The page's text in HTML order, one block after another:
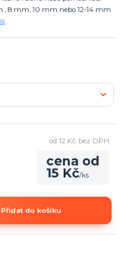
8 mm, 10 mm nebo 12-14 mm
cena od
15 Kč/ks
od 12 Kč bez DPH
Přidat do košíku